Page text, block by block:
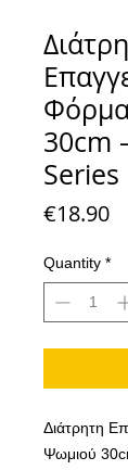
30cm
Series
€18.90
Quantity *
Διάτρητη
Ψωμιού